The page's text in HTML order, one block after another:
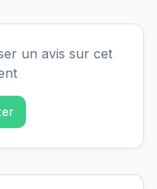
un avis sur cet